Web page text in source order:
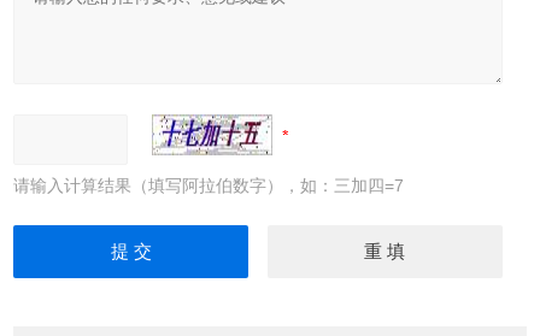
请输入计算结果（填写阿拉伯数字），如：三加四=7